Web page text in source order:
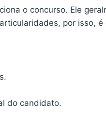
o concurso. Ele
por isso,
do candidato.